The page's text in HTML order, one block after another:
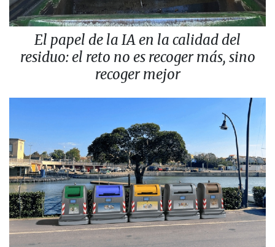
El papel de la IA en la calidad del
residuo: el reto no es recoger más, sino
recoger mejor